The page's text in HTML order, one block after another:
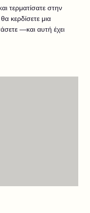
τερματίσατε στην
κερδίσετε μια
—και αυτή έχει